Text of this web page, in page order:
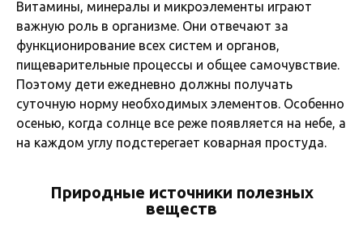
Витамины, минералы и микроэлементы играют
важную роль в организме. Они отвечают за
функционирование всех систем и органов,
пищеварительные процессы и общее самочувствие.
Поэтому дети ежедневно должны получать
суточную норму необходимых элементов. Особенно
осенью, когда солнце все реже появляется на небе, а
на каждом углу подстерегает коварная простуда.
Природные источники полезных
веществ